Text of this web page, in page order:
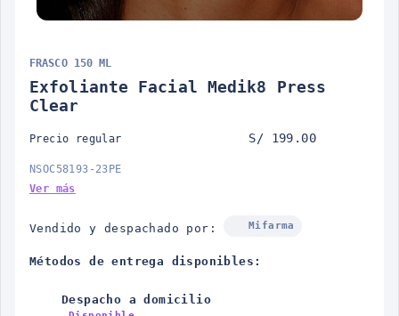
FRASCO 150 ML
Exfoliante Facial Medik8 Press
Clear
Precio regular S/ 199.00
NSOC58193-23PE
Ver más
Vendido y despachado por: Mifarma
Métodos de entrega disponibles:
Despacho a domicilio